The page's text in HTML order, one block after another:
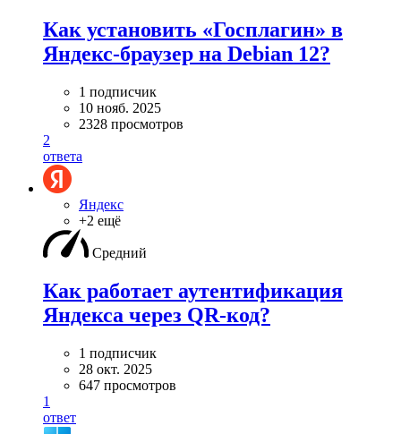
Как установить «Госплагин» в
Яндекс-браузер на Debian 12?
1 подписчик
10 нояб. 2025
2328 просмотров
2
ответа
Яндекс
+2 ещё
Средний
Как работает аутентификация
Яндекса через QR-код?
1 подписчик
28 окт. 2025
647 просмотров
1
ответ